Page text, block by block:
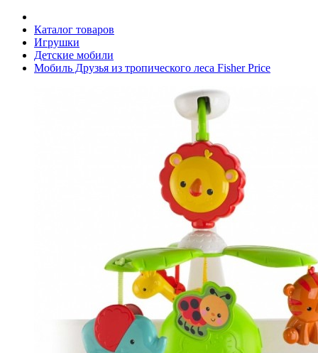
Каталог товаров
Игрушки
Детские мобили
Мобиль Друзья из тропического леса Fisher Price